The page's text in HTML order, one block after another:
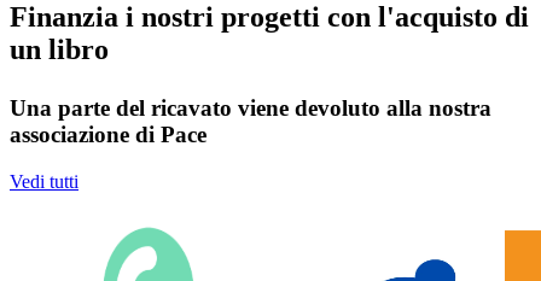
Finanzia i nostri progetti con l'acquisto di
un libro
Una parte del ricavato viene devoluto alla nostra
associazione di Pace
Vedi tutti